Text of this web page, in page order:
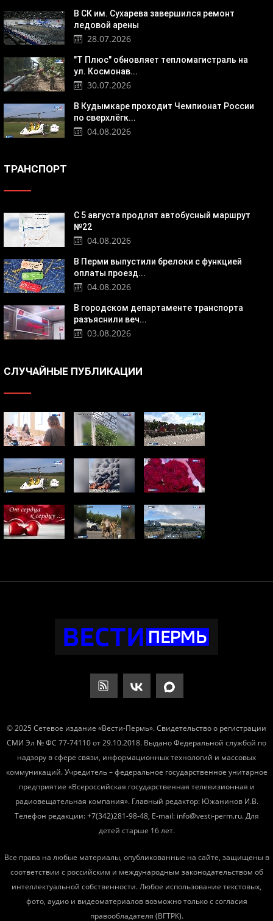
В СК им. Сухарева завершился ремонт
ледовой арены
28.07.2026
"Т Плюс" обновляет тепломагистраль на
ул. Космонав...
30.07.2026
В Кудымкаре проходит Чемпионат России
по сверхлёгк...
04.08.2026
ТРАНСПОРТ
С 5 августа продлят автобусный маршрут
№22
04.08.2026
В Перми выпустили брелоки с функцией
оплаты проезд...
04.08.2026
В городском департаменте транспорта
разъяснили веч...
03.08.2026
СЛУЧАЙНЫЕ ПУБЛИКАЦИИ
© 2025 Сетевое издание «Вести-Пермь». Свидетельство о регистрации
СМИ Эл № ФС 77-74110 от 29.10.2018. Выдано Федеральной службой по
надзору в сфере связи, информационных технологий и массовых
коммуникаций. Учредитель – федеральное государственное унитарное
предприятие «Всероссийская государственная телевизионная и
радиовещательная компания». Главный редактор: Южанинов И.В.
Телефон редакции: +7(342)281-98-48, E-mail: info@vesti-perm.ru. Для
детей старше 16 лет.
Все права на любые материалы, опубликованные на сайте, защищены в
соответствии с российским и международным законодательством об
интеллектуальной собственности. Любое использование текстовых,
фото, аудио и видеоматериалов возможно только с согласия
правообладателя (ВГТРК).